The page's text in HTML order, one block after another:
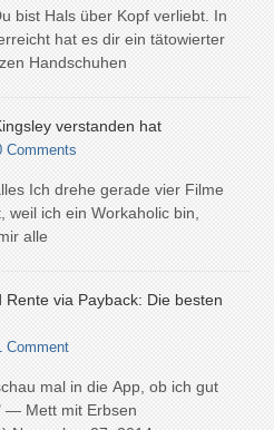
bist Hals über Kopf verliebt. In
hat es dir ein tätowierter
Handschuhen
verstanden hat
Comments
Ich drehe gerade vier Filme
weil ich ein Workaholic bin,
alle
via Payback: Die besten
Comment
mal in die App, ob ich gut
— Mett mit Erbsen